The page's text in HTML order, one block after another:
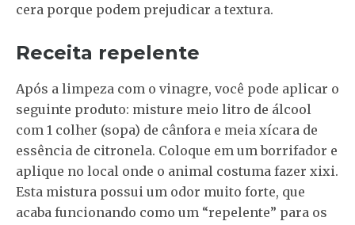
cera porque podem prejudicar a textura.
Receita repelente
Após a limpeza com o vinagre, você pode aplicar o
seguinte produto: misture meio litro de álcool
com 1 colher (sopa) de cânfora e meia xícara de
essência de citronela. Coloque em um borrifador e
aplique no local onde o animal costuma fazer xixi.
Esta mistura possui um odor muito forte, que
acaba funcionando como um “repelente” para os